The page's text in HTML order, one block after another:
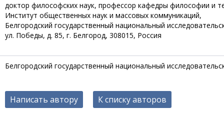
доктор философских наук, профессор кафедры философии и
Институт общественных наук и массовых коммуникаций,
Белгородский государственный национальный
ул. Победы, д. 85, г. Белгород, 308015, Россия
Белгородский государственный национальный
Написать автору К списку авторов